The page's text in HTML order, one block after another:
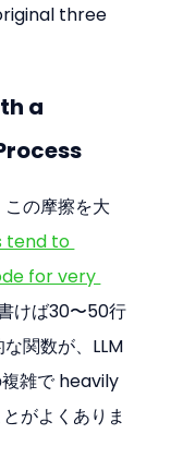
three
a
の摩擦を大
tend to
for very
けば30〜50行
関数が、LLM
雑で heavily
がよくありま